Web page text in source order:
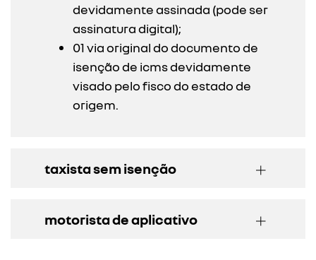
devidamente assinada (pode ser
assinatura digital);
01 via original do documento de
isenção de icms devidamente
visado pelo fisco do estado de
origem.
taxista sem isenção
motorista de aplicativo